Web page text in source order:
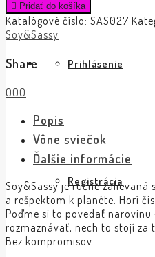
Prihlásenie
Registrácia
Pridať do košíka
Katalógové číslo: SAS027
Soy&Sassy
Share
000
Popis
Vône sviečok
Ďalšie informácie
Soy&Sassy je ručne
a rešpektom k planéte. Horí
Poďme si to povedať narovinu
rozmaznávať, nech to stojí za
Bez kompromisov.